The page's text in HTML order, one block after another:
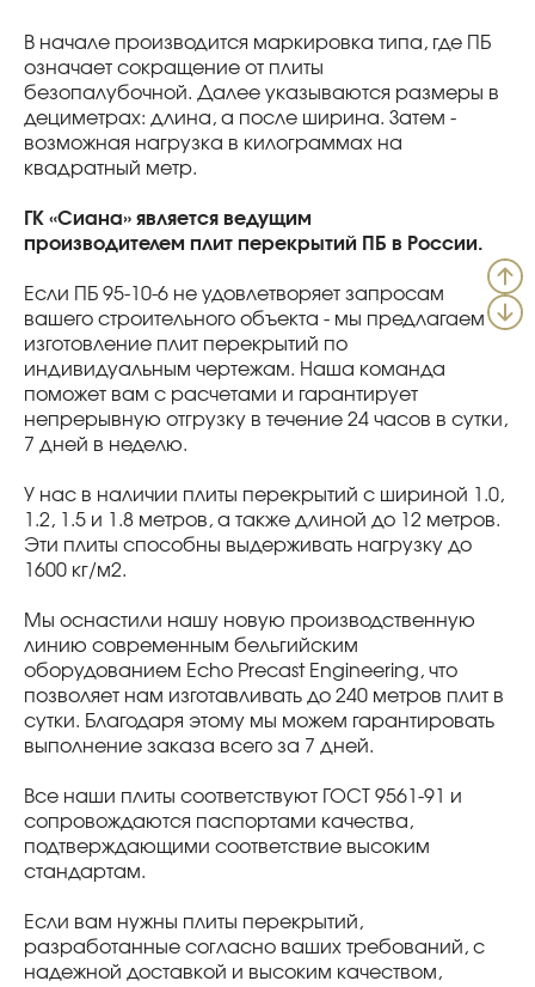
В начале производится маркировка типа, где ПБ
означает сокращение от плиты
безопалубочной. Далее указываются размеры в
дециметрах: длина, а после ширина. Затем -
возможная нагрузка в килограммах на
квадратный метр.
ГК «Сиана» является ведущим
производителем плит перекрытий ПБ в России.
Если ПБ 95-10-6 не удовлетворяет запросам
вашего строительного объекта - мы предлагаем
изготовление плит перекрытий по
индивидуальным чертежам. Наша команда
поможет вам с расчетами и гарантирует
непрерывную отгрузку в течение 24 часов в сутки,
7 дней в неделю.
У нас в наличии плиты перекрытий с шириной 1.0,
1.2, 1.5 и 1.8 метров, а также длиной до 12 метров.
Эти плиты способны выдерживать нагрузку до
1600 кг/м2.
Мы оснастили нашу новую производственную
линию современным бельгийским
оборудованием Echo Precast Engineering, что
позволяет нам изготавливать до 240 метров плит в
сутки. Благодаря этому мы можем гарантировать
выполнение заказа всего за 7 дней.
Все наши плиты соответствуют ГОСТ 9561-91 и
сопровождаются паспортами качества,
подтверждающими соответствие высоким
стандартам.
Если вам нужны плиты перекрытий,
разработанные согласно ваших требований, с
надежной доставкой и высоким качеством,